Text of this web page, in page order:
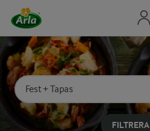
Sök på kategori eller ingrediens
Skriv in sökord för att få förslag
FILTRERA